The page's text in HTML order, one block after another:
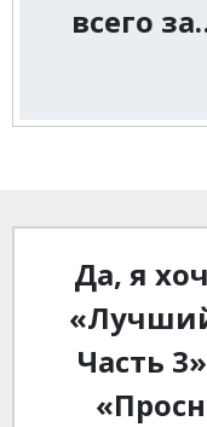
всего
Да, я
Часть